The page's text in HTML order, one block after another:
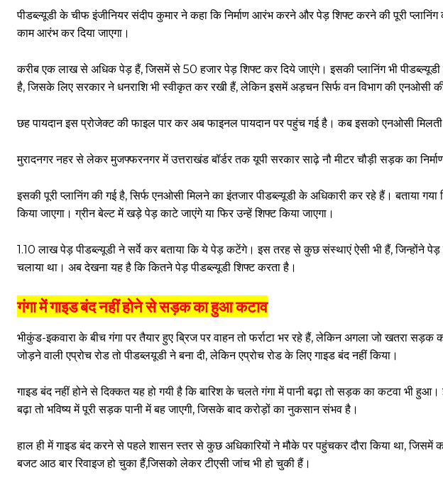
पीडब्ल्यूडी के चीफ इंजीनियर संदीप कुमार ने कहा कि निर्माण आरंभ करने और पेड़ शिफ्ट करने की पूरी
काम आरंभ कर दिया जाएगा।
करीब एक लाख से अधिक पेड़ हैं, जिसमें से 50 हजार पेड़ शिफ्ट कर दिये जाएंगे। इसकी प्लानिंग भी पीडब्ल्यूडी
है, जिसके लिए सरकार ने धनराशि भी स्वीकृत कर रखी हैं, लेकिन इसमें अड़चन सिर्फ वन विभाग की एनओसी
छह पायदान इस प्रोजेक्ट की फाइल पार कर अब फाइनल पायदान पर पहुंच गई है। कब इसको एनओसी
मुरादनगर नहर से लेकर मुजफ्फरनगर में उत्तराखंड बॉर्डर तक यूपी सरकार साढ़े नौ मीटर चौड़ी सड़क का
इसकी पूरी प्लानिंग की गई है, सिर्फ एनओसी मिलने का इंतजार पीडब्ल्यूडी के अधिकारी कर रहे हैं। बताया
किया जाएगा। ग्रीन बेल्ट में खड़े पेड़ काटे जाएंगे या फिर उन्हें शिफ्ट किया जाएगा।
1.10 लाख पेड़ पीडब्ल्यूडी ने सर्वे कर बताया कि ये पेड़ कटेंगे। इस तरह से कुछ संस्थाएं ऐसी भी हैं, जिन्होंने
चलाया था। अब देखना यह है कि कितने पेड़ पीडब्ल्यूडी शिफ्ट करता है।
गंगा में गाइड बंद नहीं होने से सड़क का हुआ कटाव
भीकुंड-इकवारा के बीच गंगा पर तैयार हुए ब्रिज पर वाहन तो फर्राटा भर रहे हैं, लेकिन अगला जो खतरा
जोड़ने वाली एप्रोच रोड तो पीडब्लयूडी ने बना दी, लेकिन एप्रोच रोड के लिए गाइड बंद नहीं किया।
गाइड बंद नहीं होने से दिक्कत यह हो गयी है कि बारिश के चलते गंगा में पानी बढ़ा तो सड़क का कटवा भी
बढ़ा तो भविष्य में पूरी सड़क पानी में बह जाएगी, जिसके बाद करोड़ों का नुकसान संभव है।
हाल ही में गाइड बंद करने से पहले शासन स्तर से कुछ अधिकारियों ने मौके पर पहुंचकर दौरा किया था,
बजट आठ बार रिवाइज हो चुका हैं,जिसको लेकर टीएसी जांच भी हो चुकी हैं।